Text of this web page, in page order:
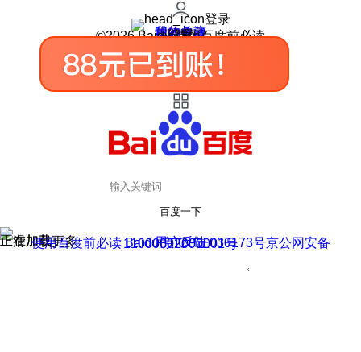
登录
我的关注
我的收藏
皮肤中心
用户反馈
设置
©2026 Baidu 使用百度前必读
百度一下
正在加载
上滑加载更多 用户反馈
使用百度前必读 Baidu 京ICP证030173号
京公网安备11000002000001号